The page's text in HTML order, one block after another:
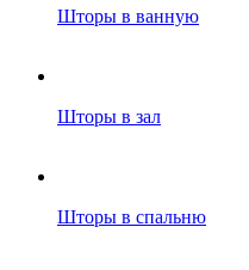
Шторы в ванную
Шторы в зал
Шторы в спальню